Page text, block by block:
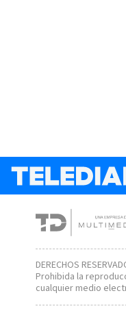
DERECHOS
Prohibida la
cualquier medio